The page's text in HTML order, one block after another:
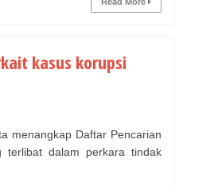
kasus korupsi
menangkap Daftar Pencarian
terlibat dalam perkara tindak